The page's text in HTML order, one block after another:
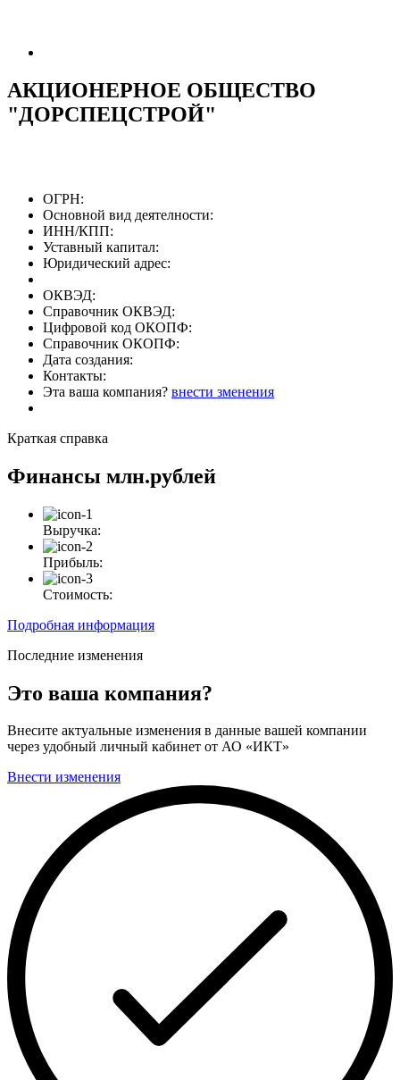
АКЦИОНЕРНОЕ ОБЩЕСТВО
"ДОРСПЕЦСТРОЙ"
ОГРН:
Основной вид деятелности:
ИНН/КПП:
Уставный капитал:
Юридический адрес:
ОКВЭД:
Справочник ОКВЭД:
Цифровой код ОКОПФ:
Справочник ОКОПФ:
Дата создания:
Контакты:
Эта ваша компания? внести зменения
Краткая справка
Финансы млн.рублей
Выручка:
Прибыль:
Стоимость:
Подробная информация
Последние изменения
Это ваша компания?
Внесите актуальные изменения в данные вашей компании
через удобный личный кабинет от АО «ИКТ»
Внести изменения